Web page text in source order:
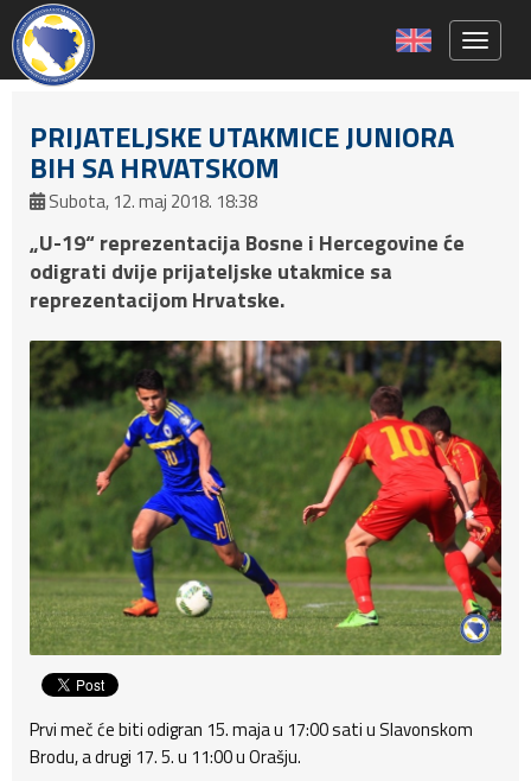
PRIJATELJSKE UTAKMICE JUNIORA
BIH SA HRVATSKOM
Subota, 12. maj 2018. 18:38
„U-19“ reprezentacija Bosne i Hercegovine će
odigrati dvije prijateljske utakmice sa
reprezentacijom Hrvatske.
Prvi meč će biti odigran 15. maja u 17:00 sati u Slavonskom
Brodu, a drugi 17. 5. u 11:00 u Orašju.